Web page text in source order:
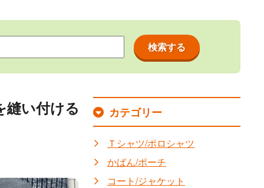
い付ける
カテゴリー
Ｔシャツ/ポロシャツ
かばん/ポーチ
コート/ジャケット